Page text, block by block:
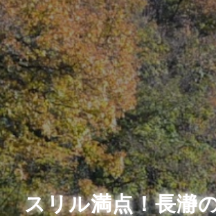
スリル満点！長瀞